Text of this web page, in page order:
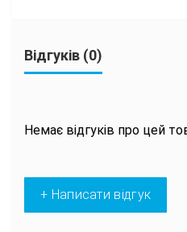
Відгуків (0)
Немає відгуків про цей
+ Написати відгук